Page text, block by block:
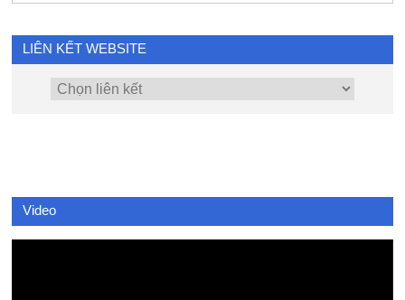
LIÊN KẾT WEBSITE
Video